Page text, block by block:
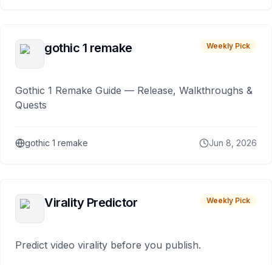
gothic 1 remake Weekly Pick
Gothic 1 Remake Guide — Release, Walkthroughs &
Quests
gothic 1 remake Jun 8, 2026
Virality Predictor Weekly Pick
Predict video virality before you publish.